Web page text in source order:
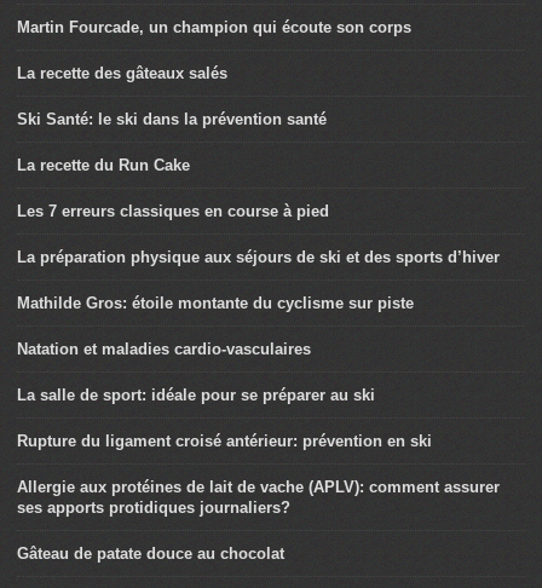
Martin Fourcade, un champion qui écoute son corps
La recette des gâteaux salés
Ski Santé: le ski dans la prévention santé
La recette du Run Cake
Les 7 erreurs classiques en course à pied
La préparation physique aux séjours de ski et des sports d’hiver
Mathilde Gros: étoile montante du cyclisme sur piste
Natation et maladies cardio-vasculaires
La salle de sport: idéale pour se préparer au ski
Rupture du ligament croisé antérieur: prévention en ski
Allergie aux protéines de lait de vache (APLV): comment assurer
ses apports protidiques journaliers?
Gâteau de patate douce au chocolat